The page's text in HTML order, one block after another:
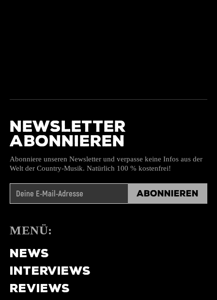
NEWSLETTER
ABONNIEREN
Abonniere unseren Newsletter und verpasse keine Infos aus der
Welt der Country-Musik. Natürlich 100 % kostenfrei!
Abonnieren
MENÜ:
NEWS
INTERVIEWS
REVIEWS